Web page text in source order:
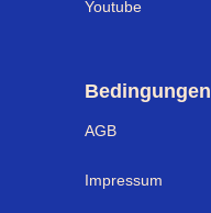
Youtube
Bedingungen
AGB
Impressum